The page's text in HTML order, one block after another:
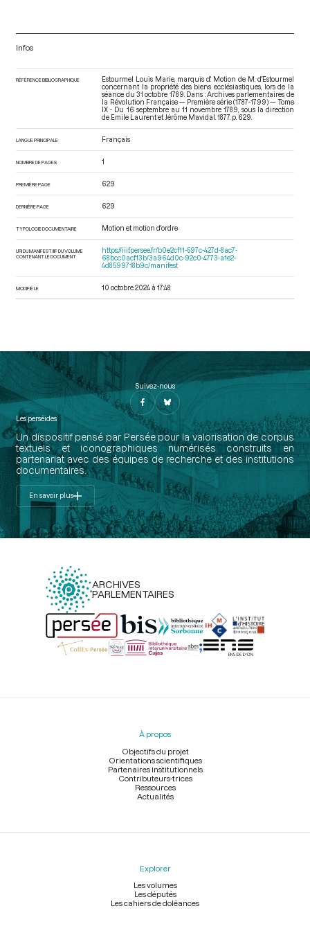
Infos
RÉFÉRENCE BIBLIOGRAPHIQUE
Estourmel Louis Marie, marquis d'. Motion de M. d'Estourmel
concernant la propriété des biens ecclésiastiques, lors de la
séance du 31 octobre 1789. Dans : Archives parlementaires de
la Révolution Française — Première série (1787-1799) — Tome
IX - Du 16 septembre au 11 novembre 1789 , sous la direction
de Emile Laurent et Jérôme Mavidal. 1877. p. 629.
LANGUE PRINCIPALE Français
NOMBRE DE PAGES 1
PREMIÈRE PAGE 629
DERNIÈRE PAGE 629
TYPOLOGIE DOCUMENTAIRE Motion et motion d'ordre
URI DU MANIFEST IIIF DU VOLUME
CONTENANT LE DOCUMENT
https://iiif.persee.fr/b0e2cf11-597c-427d-8ac7-
68bcc0acf13b/3a964d0c-92c0-4773-a1e2-
4d8599718b9c/manifest
MODIFIÉ LE 10 octobre 2024 à 17:48
Suivez-nous
Les perséides
Un dispositif pensé par Persée pour la valorisation de corpus
textuels et iconographiques numérisés construits en
partenariat avec des équipes de recherche et des institutions
documentaires.
En savoir plus
ARCHIVES
PARLEMENTAIRES
Menu
À propos
Objectifs du projet
Orientations scientifiques
Partenaires institutionnels
Contributeurs-trices
Ressources
Actualités
Explorer
Les volumes
Les députés
Les cahiers de doléances